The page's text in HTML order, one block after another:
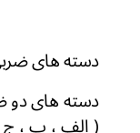
دسته های
دسته های دو